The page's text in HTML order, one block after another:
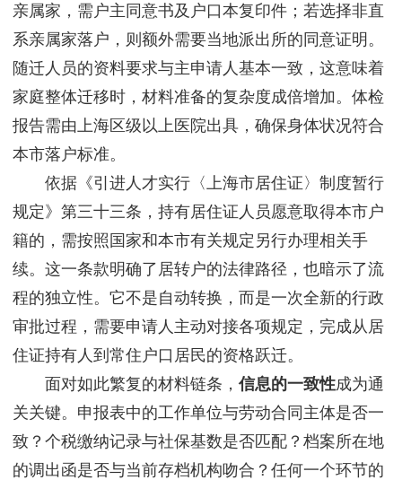
亲属家，需户主同意书及户口本复印件；若选择非直
系亲属家落户，则额外需要当地派出所的同意证明。
随迁人员的资料要求与主申请人基本一致，这意味着
家庭整体迁移时，材料准备的复杂度成倍增加。体检
报告需由上海区级以上医院出具，确保身体状况符合
本市落户标准。
依据《引进人才实行〈上海市居住证〉制度暂行
规定》第三十三条，持有居住证人员愿意取得本市户
籍的，需按照国家和本市有关规定另行办理相关手
续。这一条款明确了居转户的法律路径，也暗示了流
程的独立性。它不是自动转换，而是一次全新的行政
审批过程，需要申请人主动对接各项规定，完成从居
住证持有人到常住户口居民的资格跃迁。
面对如此繁复的材料链条， 信息的一致性成为通
关关键。申报表中的工作单位与劳动合同主体是否一
致？个税缴纳记录与社保基数是否匹配？档案所在地
的调出函是否与当前存档机构吻合？任何一个环节的